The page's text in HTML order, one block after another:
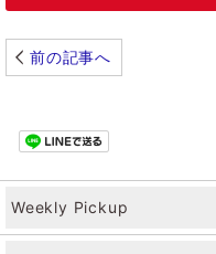
前の記事へ
Weekly Pickup